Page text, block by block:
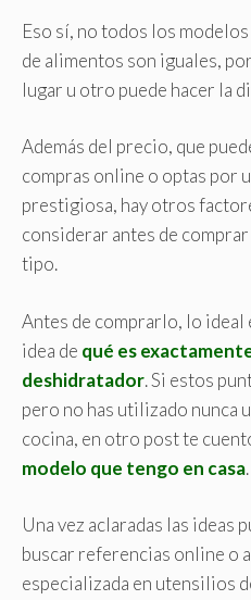
Eso sí, no todos los
de alimentos son iguales,
lugar u otro puede hacer la
Además del precio, que
compras online o optas por
prestigiosa, hay otros
considerar antes de
tipo.
Antes de comprarlo, lo ideal
idea de qué es
deshidratador. Si estos
pero no has utilizado nunca
cocina, en otro post te
modelo que tengo en casa.
Una vez aclaradas las ideas
buscar referencias online o
especializada en utensilios